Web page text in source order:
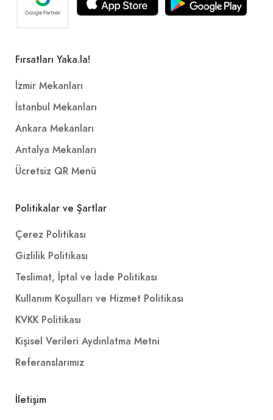
Fırsatları Yaka.la!
İzmir Mekanları
İstanbul Mekanları
Ankara Mekanları
Antalya Mekanları
Ücretsiz QR Menü
Politikalar ve Şartlar
Çerez Politikası
Gizlilik Politikası
Teslimat, İptal ve İade Politikası
Kullanım Koşulları ve Hizmet Politikası
KVKK Politikası
Kişisel Verileri Aydınlatma Metni
Referanslarımız
İletişim